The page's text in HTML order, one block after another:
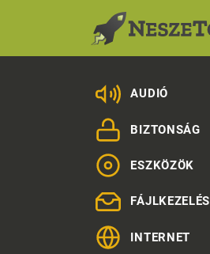
AUDIÓ
BIZTONSÁG
ESZKÖZÖK
FÁJLKEZELÉS
INTERNET